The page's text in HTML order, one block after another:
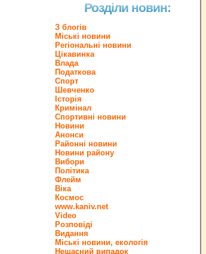
Розділи новин:
З блогів
Міські новини
Регіональні новини
Цікавинка
Влада
Податкова
Спорт
Шевченко
Історія
Кримінал
Спортивні новини
Новини
Анонси
Районні новини
Новини району
Вибори
Політика
Флейм
Віка
Космос
www.kaniv.net
Video
Розповіді
Видання
Міські новини, екологія
Нещасний випадок